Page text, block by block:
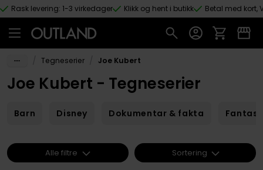
Hopp til hovedinnhold
Rask levering: 1-3 virkedager Klikk og hent i butikk Betal med kort,
Tegneserier Joe Kubert
Joe Kubert - Tegneserier
Barn Disney Dokumentar & fakta Fantasy
Alle filtre Sortering